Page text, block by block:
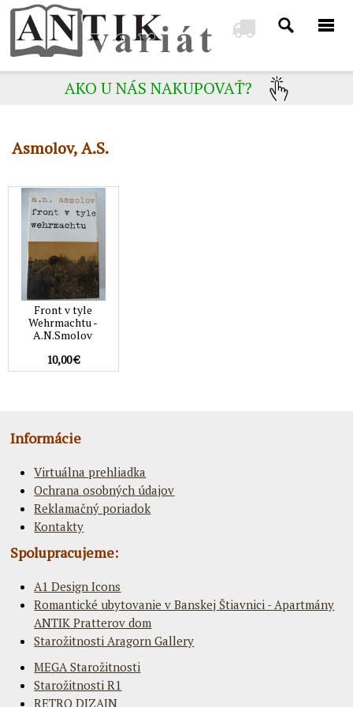
AKO U NÁS NAKUPOVAŤ?
Asmolov, A.S.
Front v tyle
Wehrmachtu -
A.N.Smolov
10,00 €
Informácie
Virtuálna prehliadka
Ochrana osobných údajov
Reklamačný poriadok
Kontakty
Spolupracujeme:
A1 Design Icons
Romantické ubytovanie v Banskej Štiavnici - Apartmány
ANTIK Pratterov dom
Starožitnosti Aragorn Gallery
MEGA Starožitnosti
Starožitnosti R1
RETRO DIZAJN